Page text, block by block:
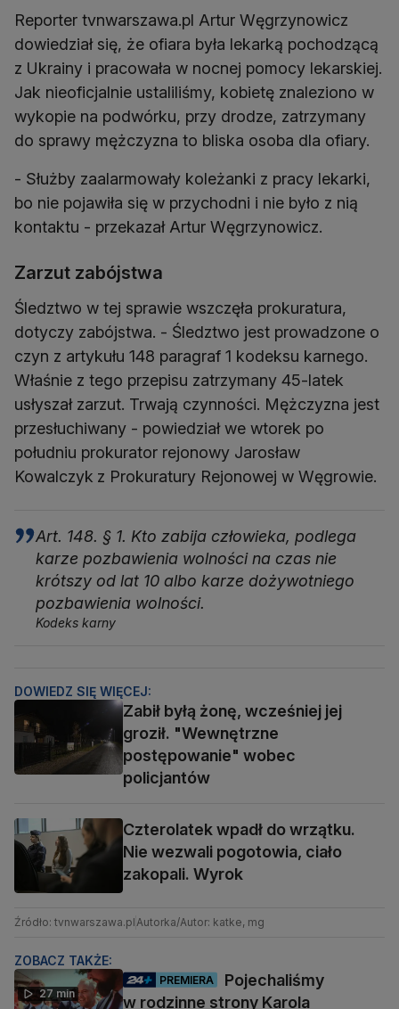
Reporter tvnwarszawa.pl Artur Węgrzynowicz
dowiedział się, że ofiara była lekarką pochodzącą
z Ukrainy i pracowała w nocnej pomocy lekarskiej.
Jak nieoficjalnie ustaliliśmy, kobietę znaleziono w
wykopie na podwórku, przy drodze, zatrzymany
do sprawy mężczyzna to bliska osoba dla ofiary.
- Służby zaalarmowały koleżanki z pracy lekarki,
bo nie pojawiła się w przychodni i nie było z nią
kontaktu - przekazał Artur Węgrzynowicz.
Zarzut zabójstwa
Śledztwo w tej sprawie wszczęła prokuratura,
dotyczy zabójstwa. - Śledztwo jest prowadzone o
czyn z artykułu 148 paragraf 1 kodeksu karnego.
Właśnie z tego przepisu zatrzymany 45-latek
usłyszał zarzut. Trwają czynności. Mężczyzna jest
przesłuchiwany - powiedział we wtorek po
południu prokurator rejonowy Jarosław
Kowalczyk z Prokuratury Rejonowej w Węgrowie.
Art. 148. § 1. Kto zabija człowieka, podlega
karze pozbawienia wolności na czas nie
krótszy od lat 10 albo karze dożywotniego
pozbawienia wolności.
Kodeks karny
DOWIEDZ SIĘ WIĘCEJ:
Zabił byłą żonę, wcześniej jej
groził. "Wewnętrzne
postępowanie" wobec
policjantów
Czterolatek wpadł do wrzątku.
Nie wezwali pogotowia, ciało
zakopali. Wyrok
Źródło: tvnwarszawa.plAutorka/Autor: katke, mg
ZOBACZ TAKŻE:
27 min
PREMIERA
Pojechaliśmy
w rodzinne strony Karola